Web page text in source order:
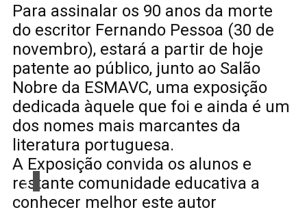
Para assinalar os 90 anos da morte
do escritor Fernando Pessoa (30 de
novembro), estará a partir de hoje
patente ao público, junto ao Salão
Nobre da ESMAVC, uma exposição
dedicada àquele que foi e ainda é um
dos nomes mais marcantes da
literatura portuguesa.
A Exposição convida os alunos e
restante comunidade educativa a
conhecer melhor este autor